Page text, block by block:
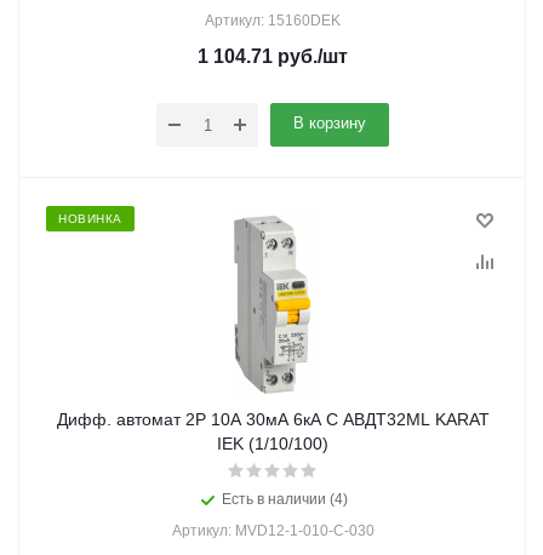
Артикул: 15160DEK
1 104.71 руб./шт
В корзину
НОВИНКА
Дифф. автомат 2Р 10А 30мА 6кА С АВДТ32МL KARAT
IEK (1/10/100)
Есть в наличии (4)
Артикул: MVD12-1-010-C-030